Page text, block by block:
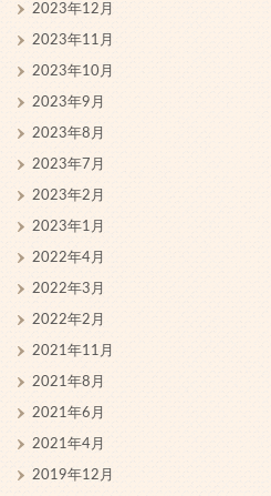
2023年12月
2023年11月
2023年10月
2023年9月
2023年8月
2023年7月
2023年2月
2023年1月
2022年4月
2022年3月
2022年2月
2021年11月
2021年8月
2021年6月
2021年4月
2019年12月